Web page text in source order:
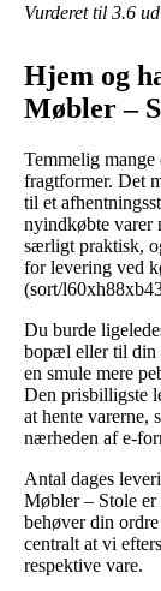
Vurderet til 3.6
Hjem og
Møbler –
Temmelig
fragtformer. Det
til et
nyindkøbte varer
særligt praktisk,
for levering ved
(sort/
Du burde
bopæl eller til din
en smule mere
Den prisbilligste
at hente varerne,
nærheden af e-
Antal dages
Møbler – Stole er
behøver din
centralt at vi
respektive vare.